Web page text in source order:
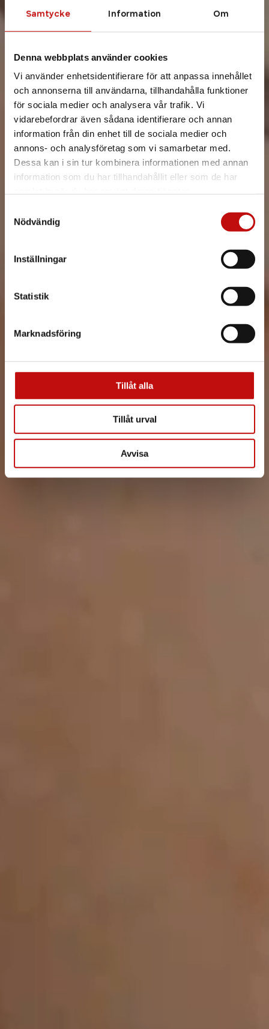
Samtycke Information Om
Denna webbplats använder cookies
Vi använder enhetsidentifierare för att anpassa innehållet
och annonserna till användarna, tillhandahålla funktioner
för sociala medier och analysera vår trafik. Vi
vidarebefordrar även sådana identifierare och annan
information från din enhet till de sociala medier och
annons- och analysföretag som vi samarbetar med.
Dessa kan i sin tur kombinera informationen med annan
information som du har tillhandahållit eller som de har
Nödvändig
Inställningar
Statistik
Marknadsföring
Tillåt alla
Tillåt urval
Avvisa